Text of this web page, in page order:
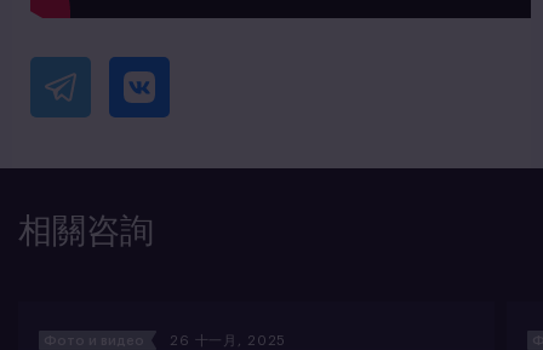
相關咨詢
26 十一月, 2025